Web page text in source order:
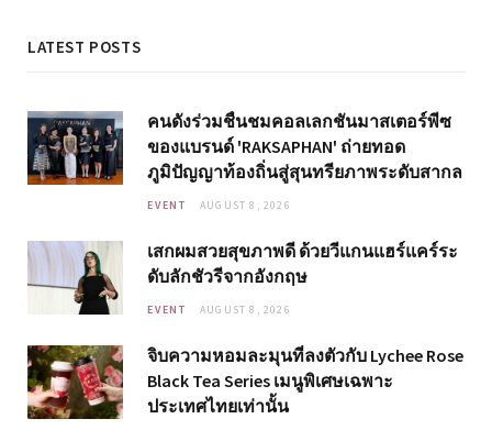
LATEST POSTS
คนดังร่วมชื่นชมคอลเลกชันมาสเตอร์พีซ
ของแบรนด์ 'RAKSAPHAN' ถ่ายทอด
ภูมิปัญญาท้องถิ่นสู่สุนทรียภาพระดับสากล
EVENT AUGUST 8, 2026
เสกผมสวยสุขภาพดี ด้วยวีแกนแฮร์แคร์ระ
ดับลักชัวรีจากอังกฤษ
EVENT AUGUST 8, 2026
จิบความหอมละมุนที่ลงตัวกับ Lychee Rose
Black Tea Series เมนูพิเศษเฉพาะ
ประเทศไทยเท่านั้น